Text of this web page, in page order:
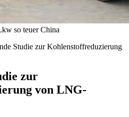
so teuer China
Studie zur Kohlenstoffreduzierung
zur
von LNG-